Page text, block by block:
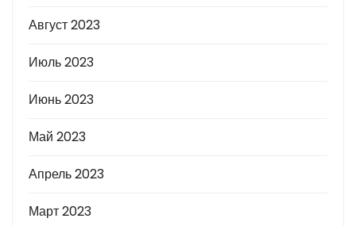
Август 2023
Июль 2023
Июнь 2023
Май 2023
Апрель 2023
Март 2023